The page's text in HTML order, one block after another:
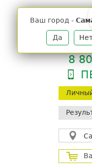
Ваш город -
Да
8